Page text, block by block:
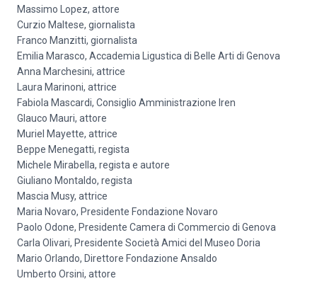
Massimo Lopez, attore
Curzio Maltese, giornalista
Franco Manzitti, giornalista
Emilia Marasco, Accademia Ligustica di Belle Arti di Genova
Anna Marchesini, attrice
Laura Marinoni, attrice
Fabiola Mascardi, Consiglio Amministrazione Iren
Glauco Mauri, attore
Muriel Mayette, attrice
Beppe Menegatti, regista
Michele Mirabella, regista e autore
Giuliano Montaldo, regista
Mascia Musy, attrice
Maria Novaro, Presidente Fondazione Novaro
Paolo Odone, Presidente Camera di Commercio di Genova
Carla Olivari, Presidente Società Amici del Museo Doria
Mario Orlando, Direttore Fondazione Ansaldo
Umberto Orsini, attore